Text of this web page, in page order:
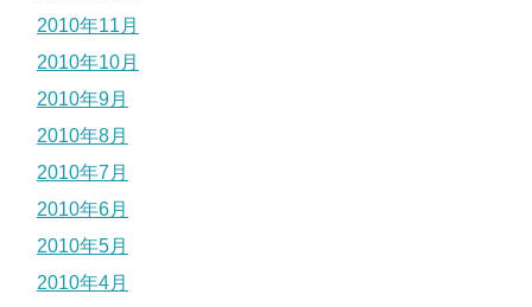
2010年11月
2010年10月
2010年9月
2010年8月
2010年7月
2010年6月
2010年5月
2010年4月